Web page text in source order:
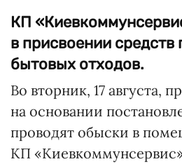
КП
в присвоении средств
бытовых отходов.
Во вторник, 17 августа,
на основании
проводят обыски в
КП